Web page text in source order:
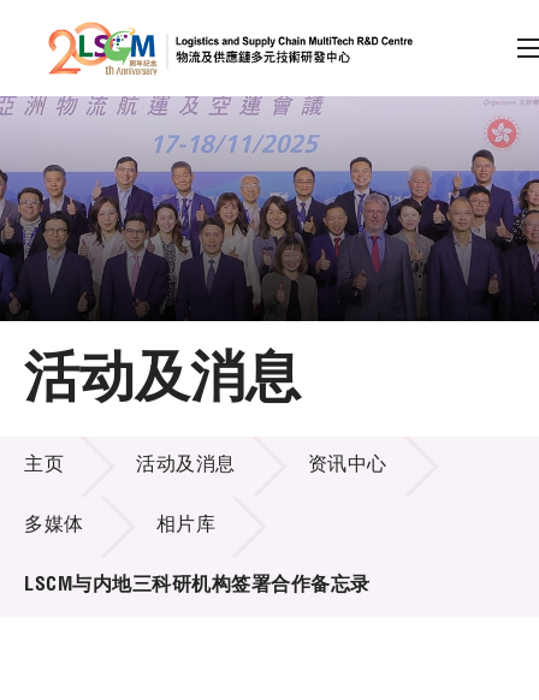
跳到内容（按回车键）
会员登录
A A EN 繁 简
主页
关于LSCM
技术商品化
项目及资助计划
活动及消息
活动及消息
主页 活动及消息 资讯中心
多媒体 相片库
LSCM与内地三科研机构签署合作备忘录